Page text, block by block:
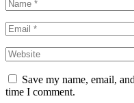
Save my name, email,
time I comment.